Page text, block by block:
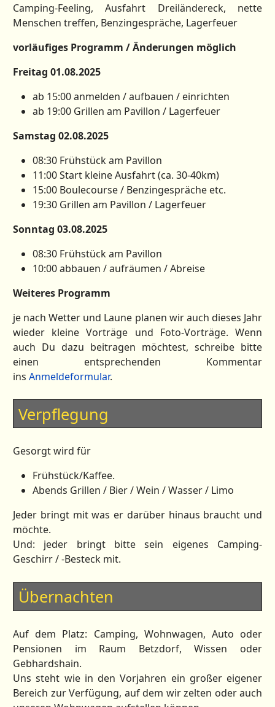
Camping-Feeling, Ausfahrt Dreiländereck, nette
Menschen treffen, Benzingespräche, Lagerfeuer
vorläufiges Programm / Änderungen möglich
Freitag 01.08.2025
ab 15:00 anmelden / aufbauen / einrichten
ab 19:00 Grillen am Pavillon / Lagerfeuer
Samstag 02.08.2025
08:30 Frühstück am Pavillon
11:00 Start kleine Ausfahrt (ca. 30-40km)
15:00 Boulecourse / Benzingespräche etc.
19:30 Grillen am Pavillon / Lagerfeuer
Sonntag 03.08.2025
08:30 Frühstück am Pavillon
10:00 abbauen / aufräumen / Abreise
Weiteres Programm
je nach Wetter und Laune planen wir auch dieses Jahr
wieder kleine Vorträge und Foto-Vorträge. Wenn
auch Du dazu beitragen möchtest, schreibe bitte
einen entsprechenden Kommentar
ins Anmeldeformular.
Verpflegung
Gesorgt wird für
Frühstück/Kaffee.
Abends Grillen / Bier / Wein / Wasser / Limo
Jeder bringt mit was er darüber hinaus braucht und
möchte.
Und: jeder bringt bitte sein eigenes Camping-
Geschirr / -Besteck mit.
Übernachten
Auf dem Platz: Camping, Wohnwagen, Auto oder
Pensionen im Raum Betzdorf, Wissen oder
Gebhardshain.
Uns steht wie in den Vorjahren ein großer eigener
Bereich zur Verfügung, auf dem wir zelten oder auch